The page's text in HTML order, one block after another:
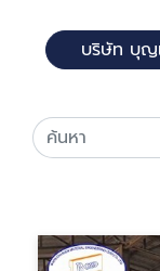
บริษัท บุญ